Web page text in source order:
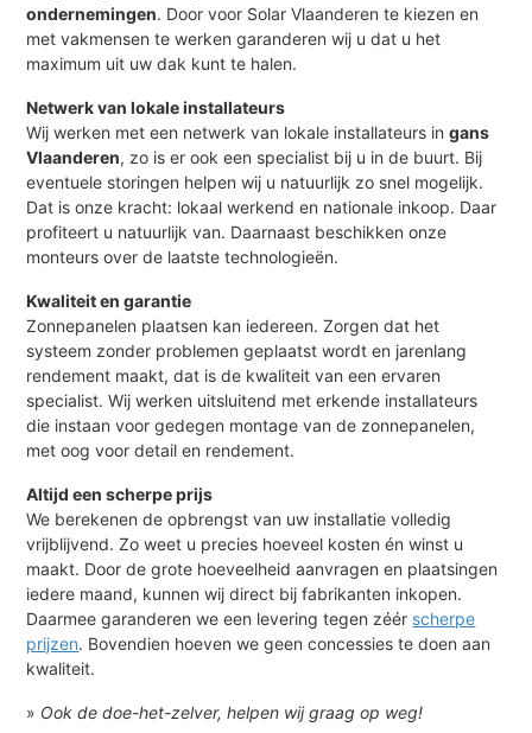
ondernemingen. Door voor Solar Vlaanderen te kiezen en
met vakmensen te werken garanderen wij u dat u het
maximum uit uw dak kunt te halen.
Netwerk van lokale installateurs
Wij werken met een netwerk van lokale installateurs ingans
Vlaanderen, zo is er ook een specialist bij u in de buurt. Bij
eventuele storingen helpen wij u natuurlijk zo snel mogelijk.
Dat is onze kracht: lokaal werkend en nationale inkoop. Daar
profiteert u natuurlijk van. Daarnaast beschikken onze
monteurs over de laatste technologieën.
Kwaliteit en garantie
Zonnepanelen plaatsen kan iedereen. Zorgen dat het
systeem zonder problemen geplaatst wordt en jarenlang
rendement maakt, dat is de kwaliteit van een ervaren
specialist. Wij werken uitsluitend met erkende installateurs
die instaan voor gedegen montage van de zonnepanelen,
met oog voor detail en rendement.
Altijd een scherpe prijs
We berekenen de opbrengst van uw installatie volledig
vrijblijvend. Zo weet u precies hoeveel kosten én winst u
maakt. Door de grote hoeveelheid aanvragen en plaatsingen
iedere maand, kunnen wij direct bij fabrikanten inkopen.
Daarmee garanderen we een levering tegen zéér scherpe
prijzen. Bovendien hoeven we geen concessies te doen aan
kwaliteit.
» Ook de doe-het-zelver, helpen wij graag op weg!